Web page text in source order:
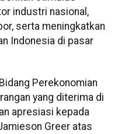
industri nasional,
serta meningkatkan
Indonesia di pasar
Perekonomian
yang diterima di
apresiasi kepada
Greer atas